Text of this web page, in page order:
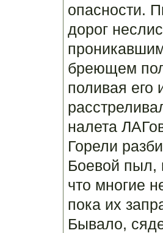
опасности.
дорог
бреющем
поливая его
налета
Горели
Боевой пыл,
что многие
пока их
Бывало,